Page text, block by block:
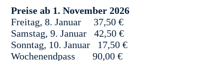
Preise ab 1. November 2026
Freitag, 8. Januar 37,50 €
Samstag, 9. Januar 42,50 €
Sonntag, 10. Januar 17,50 €
Wochenendpass 90,00 €